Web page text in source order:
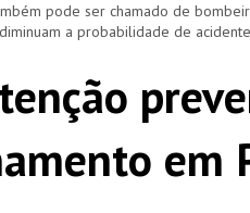
pode ser chamado de
a probabilidade de
em